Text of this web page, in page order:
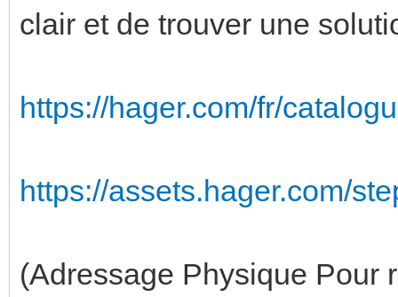
clair et de trouver une
https://hager.com/fr/
https://assets.hager.com/
(Adressage Physique Pour